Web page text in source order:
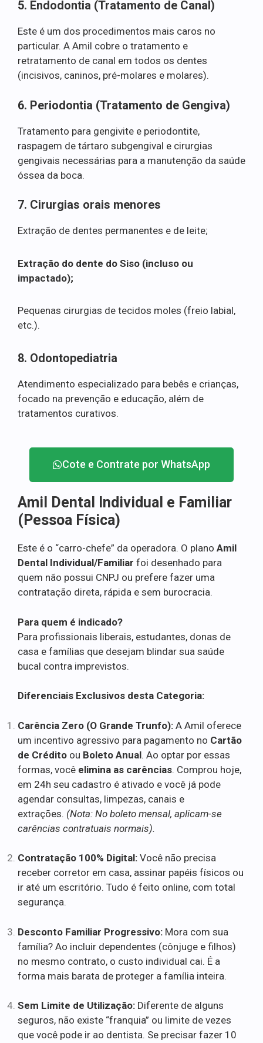
5. Endodontia (Tratamento de Canal)
Este é um dos procedimentos mais caros no
particular. A Amil cobre o tratamento e
retratamento de canal em todos os dentes
(incisivos, caninos, pré-molares e molares).
6. Periodontia (Tratamento de Gengiva)
Tratamento para gengivite e periodontite,
raspagem de tártaro subgengival e cirurgias
gengivais necessárias para a manutenção da saúde
óssea da boca.
7. Cirurgias orais menores
Extração de dentes permanentes e de leite;
Extração do dente do Siso (incluso ou
impactado);
Pequenas cirurgias de tecidos moles (freio labial,
etc.).
8. Odontopediatria
Atendimento especializado para bebês e crianças,
focado na prevenção e educação, além de
tratamentos curativos.
Cote e Contrate por WhatsApp
Amil Dental Individual e Familiar
(Pessoa Física)
Este é o “carro-chefe” da operadora. O plano Amil
Dental Individual/Familiar foi desenhado para
quem não possui CNPJ ou prefere fazer uma
contratação direta, rápida e sem burocracia.
Para quem é indicado?
Para profissionais liberais, estudantes, donas de
casa e famílias que desejam blindar sua saúde
bucal contra imprevistos.
Diferenciais Exclusivos desta Categoria:
Carência Zero (O Grande Trunfo): A Amil oferece
um incentivo agressivo para pagamento no Cartão
de Crédito ou Boleto Anual. Ao optar por essas
formas, você elimina as carências. Comprou hoje,
em 24h seu cadastro é ativado e você já pode
agendar consultas, limpezas, canais e
extrações. (Nota: No boleto mensal, aplicam-se
carências contratuais normais).
Contratação 100% Digital: Você não precisa
receber corretor em casa, assinar papéis físicos ou
ir até um escritório. Tudo é feito online, com total
segurança.
Desconto Familiar Progressivo: Mora com sua
família? Ao incluir dependentes (cônjuge e filhos)
no mesmo contrato, o custo individual cai. É a
forma mais barata de proteger a família inteira.
Sem Limite de Utilização: Diferente de alguns
seguros, não existe “franquia” ou limite de vezes
que você pode ir ao dentista. Se precisar fazer 10